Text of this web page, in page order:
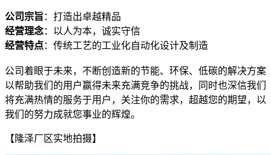
公司宗旨 ：打造出卓越精品
经营理念：以人为本，诚实守信
经营特点：传统工艺的工业化自动化设计及制造
公司着眼于未来，不断创造新的节能、环保、低碳的解决方案
以帮助我们的用户赢得未来充满竞争的挑战，同时也深信我们
将充满热情的服务于用户，关注你的需求，超越您的期望，以
我们的努力成就您事业的辉煌。
【隆泽厂区实地拍摄】